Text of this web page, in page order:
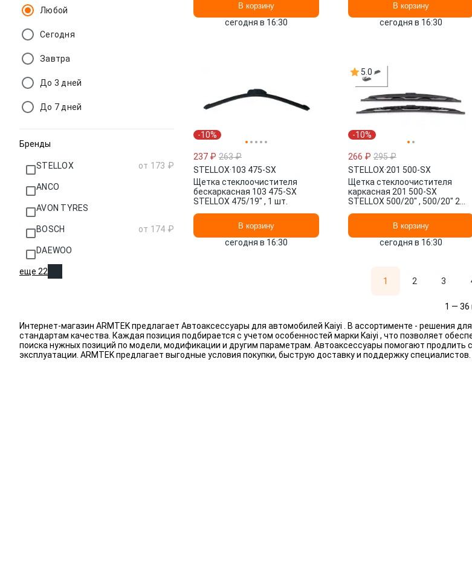
Любой
Сегодня
Завтра
До 3 дней
До 7 дней
Бренды
STELLOX от 173 ₽
ANCO
AVON TYRES
BOSCH от 174 ₽
DAEWOO
еще 22
В корзину
сегодня в 16:30
В корзину
сегодня в 16:30
-10%
237 ₽ 263 ₽
STELLOX·103 475-SX
Щетка стеклоочистителя
бескаркасная 103 475-SX
STELLOX 475/19" , 1 шт.
В корзину
сегодня в 16:30
5.0
-10%
266 ₽ 295 ₽
STELLOX·201 500-SX
Щетка стеклоочистителя
каркасная 201 500-SX
STELLOX 500/20" , 500/20" 2
В корзину
сегодня в 16:30
1 2 3
1 — 36
Интернет-магазин ARMTEK предлагает Автоаксессуары для автомобилей Kaiyi . В ассортименте - решения
стандартам качества. Каждая позиция подбирается с учетом особенностей марки Kaiyi , что позволяет
поиска нужных позиций по модели, модификации и другим параметрам. Автоаксессуары помогают
эксплуатации. ARMTEK предлагает выгодные условия покупки, быструю доставку и поддержку специалистов.